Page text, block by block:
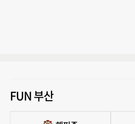
FUN 부산